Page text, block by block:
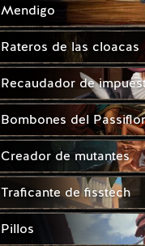
Mendigo
Rateros de las cloacas
Recaudador de
Bombones del
Creador de mutantes
Traficante de fisstech
Pillos